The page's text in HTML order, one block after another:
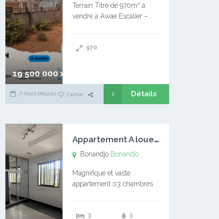
19 500 000 xaf
Terrain Titré de 970m² à
vendre à Awae Escalier –
l’Université Catholique –
970
7 mois depuis J'aime Détails
A
ppartement A louer Bonandjo
Bonandjo Bonandjo
Magnifique et vaste
appartement 03 chambres
douches 01 vaste salon 01
3
3